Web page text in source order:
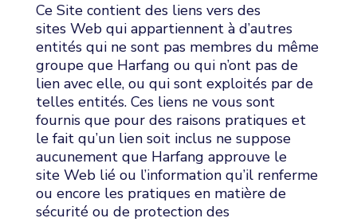
Ce Site contient des liens vers des
sites Web qui appartiennent à d’autres
entités qui ne sont pas membres du même
groupe que Harfang ou qui n’ont pas de
lien avec elle, ou qui sont exploités par de
telles entités. Ces liens ne vous sont
fournis que pour des raisons pratiques et
le fait qu’un lien soit inclus ne suppose
aucunement que Harfang approuve le
site Web lié ou l’information qu’il renferme
ou encore les pratiques en matière de
sécurité ou de protection des